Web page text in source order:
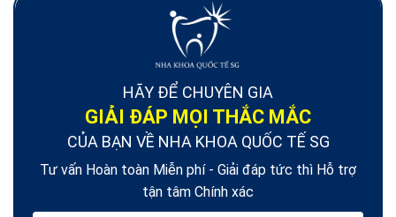
HÃY ĐỂ CHUYÊN GIA
GIẢI ĐÁP MỌI THẮC MẮC
CỦA BẠN VỀ NHA KHOA QUỐC TẾ SG
Tư vấn Hoàn toàn Miễn phí - Giải đáp tức thì Hỗ trợ
tận tâm Chính xác